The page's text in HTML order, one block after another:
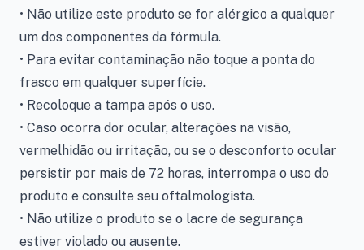
• Não utilize este produto se for alérgico a qualquer
um dos componentes da fórmula.
• Para evitar contaminação não toque a ponta do
frasco em qualquer superfície.
• Recoloque a tampa após o uso.
• Caso ocorra dor ocular, alterações na visão,
vermelhidão ou irritação, ou se o desconforto ocular
persistir por mais de 72 horas, interrompa o uso do
produto e consulte seu oftalmologista.
• Não utilize o produto se o lacre de segurança
estiver violado ou ausente.